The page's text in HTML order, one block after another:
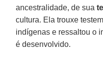
ancestralidade, de sua
cultura. Ela trouxe
indígenas e ressaltou o
é desenvolvido.